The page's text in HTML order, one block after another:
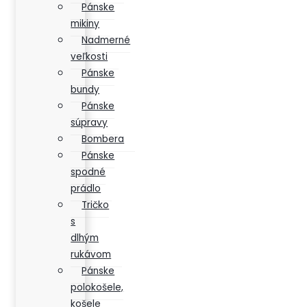
Pánske
mikiny
Nadmerné
veľkosti
Pánske
bundy
Pánske
súpravy
Bombera
Pánske
spodné
prádlo
Tričko
s
dlhým
rukávom
Pánske
polokošele,
košele